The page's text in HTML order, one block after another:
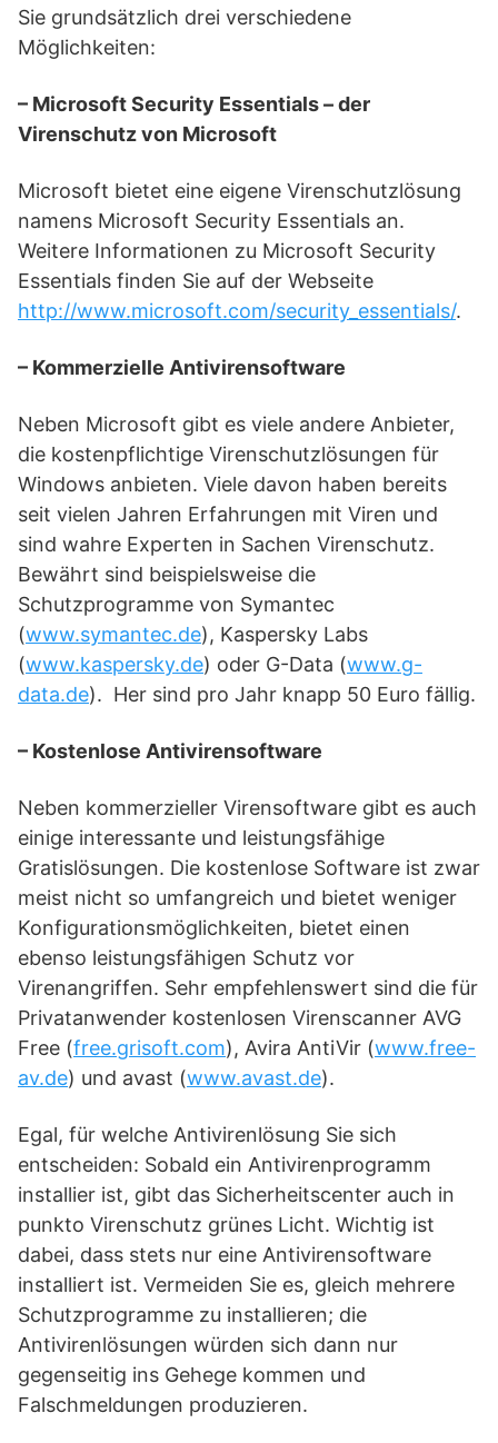
Sie grundsätzlich drei verschiedene
Möglichkeiten:
– Microsoft Security Essentials – der
Virenschutz von Microsoft
Microsoft bietet eine eigene Virenschutzlösung
namens Microsoft Security Essentials an.
Weitere Informationen zu Microsoft Security
Essentials finden Sie auf der Webseite
http://www.microsoft.com/security_essentials/.
– Kommerzielle Antivirensoftware
Neben Microsoft gibt es viele andere Anbieter,
die kostenpflichtige Virenschutzlösungen für
Windows anbieten. Viele davon haben bereits
seit vielen Jahren Erfahrungen mit Viren und
sind wahre Experten in Sachen Virenschutz.
Bewährt sind beispielsweise die
Schutzprogramme von Symantec
(www.symantec.de), Kaspersky Labs
(www.kaspersky.de) oder G-Data (www.g-
data.de). Her sind pro Jahr knapp 50 Euro fällig.
– Kostenlose Antivirensoftware
Neben kommerzieller Virensoftware gibt es auch
einige interessante und leistungsfähige
Gratislösungen. Die kostenlose Software ist zwar
meist nicht so umfangreich und bietet weniger
Konfigurationsmöglichkeiten, bietet einen
ebenso leistungsfähigen Schutz vor
Virenangriffen. Sehr empfehlenswert sind die für
Privatanwender kostenlosen Virenscanner AVG
Free (free.grisoft.com), Avira AntiVir (www.free-
av.de) und avast (www.avast.de).
Egal, für welche Antivirenlösung Sie sich
entscheiden: Sobald ein Antivirenprogramm
installier ist, gibt das Sicherheitscenter auch in
punkto Virenschutz grünes Licht. Wichtig ist
dabei, dass stets nur eine Antivirensoftware
installiert ist. Vermeiden Sie es, gleich mehrere
Schutzprogramme zu installieren; die
Antivirenlösungen würden sich dann nur
gegenseitig ins Gehege kommen und
Falschmeldungen produzieren.